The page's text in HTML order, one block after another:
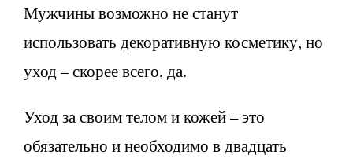
Мужчины возможно не станут
использовать декоративную косметику, но
уход – скорее всего, да.
Уход за своим телом и кожей – это
обязательно и необходимо в двадцать